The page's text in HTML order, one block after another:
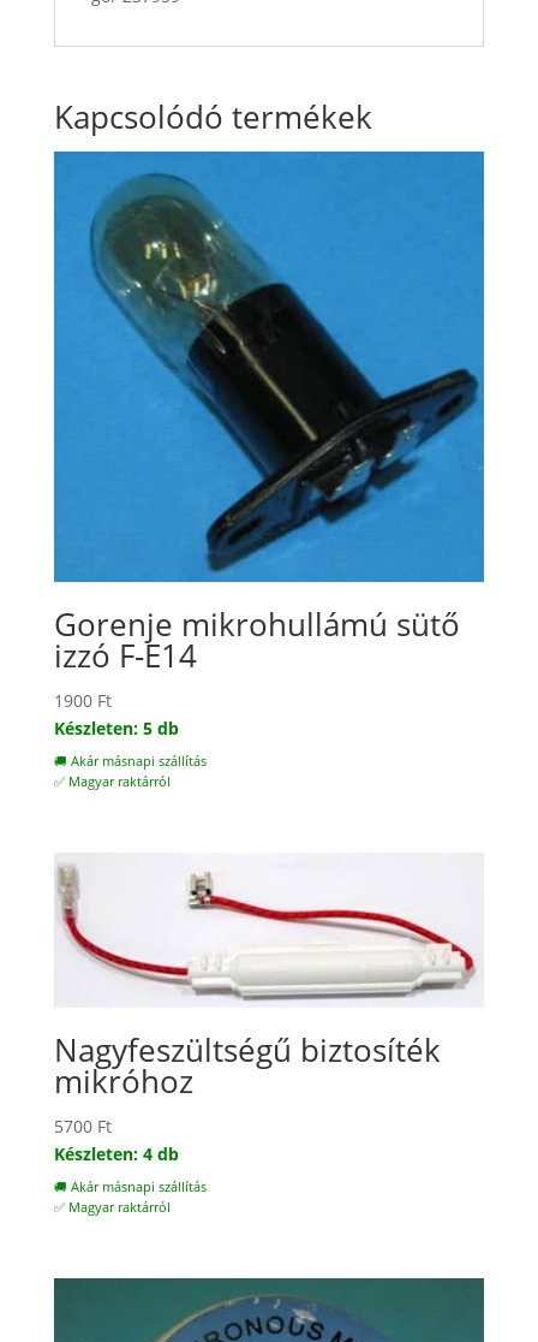
Kapcsolódó termékek
Gorenje mikrohullámú sütő
izzó F-E14
1900 Ft
Készleten: 5 db
🚚 Akár másnapi szállítás
✅ Magyar raktárról
Nagyfeszültségű biztosíték
mikróhoz
5700 Ft
Készleten: 4 db
🚚 Akár másnapi szállítás
✅ Magyar raktárról